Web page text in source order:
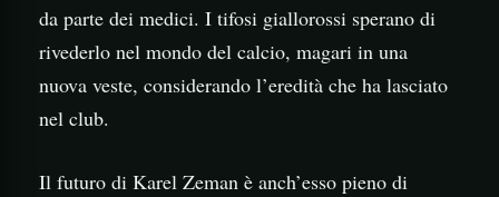
da parte dei medici. I tifosi giallorossi sperano di
rivederlo nel mondo del calcio, magari in una
nuova veste, considerando l’eredità che ha lasciato
nel club.
Il futuro di Karel Zeman è anch’esso pieno di